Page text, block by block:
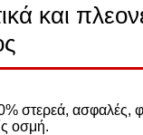
και
στερεά, ασφαλές,
οσμή.